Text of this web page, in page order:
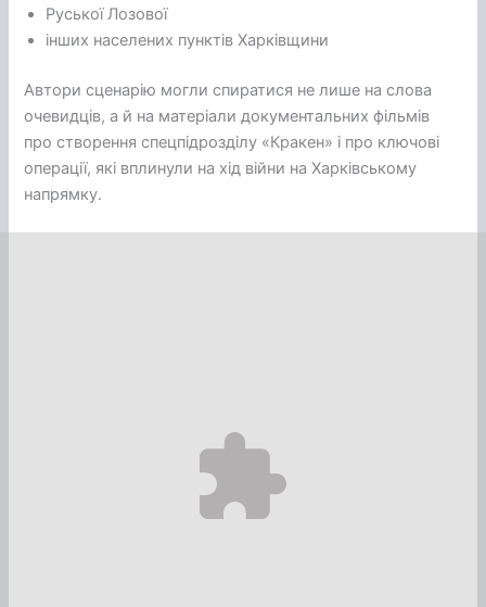
Руської Лозової
інших населених пунктів Харківщини
Автори сценарію могли спиратися не лише на слова
очевидців, а й на матеріали документальних фільмів
про створення спецпідрозділу «Кракен» і про ключові
операції, які вплинули на хід війни на Харківському
напрямку.